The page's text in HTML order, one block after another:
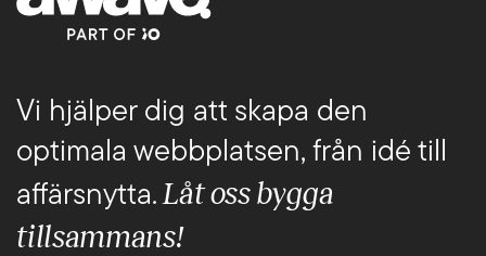
Vi hjälper dig att skapa den
optimala webbplatsen, från idé till
affärsnytta. Låt oss bygga
tillsammans!